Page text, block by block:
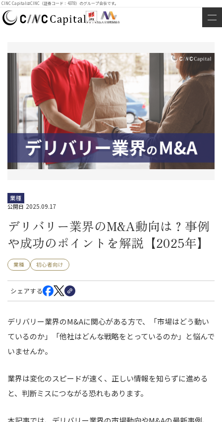
CINC CapitalはCINC（証券コード：4378）のグループ会社です。
業種
公開日 2025.09.17
デリバリー業界のM&A動向は？事例
や成功のポイントを解説【2025年】
業種 初心者向け
シェアする
デリバリー業界のM&Aに関心がある方で、「市場はどう動い
ているのか」「他社はどんな戦略をとっているのか」と悩んで
いませんか。
業界は変化のスピードが速く、正しい情報を知らずに進める
と、判断ミスにつながる恐れもあります。